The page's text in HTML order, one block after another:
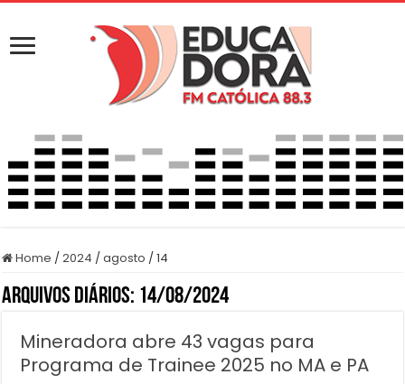
Home /2024 /agosto /14
Arquivos Diários: 14/08/2024
Mineradora abre 43 vagas para
Programa de Trainee 2025 no MA e PA